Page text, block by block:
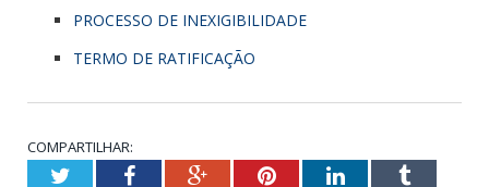
PROCESSO DE INEXIGIBILIDADE
TERMO DE RATIFICAÇÃO
COMPARTILHAR:
TwitterFacebookGoogle+Pinterest
LinkedIn